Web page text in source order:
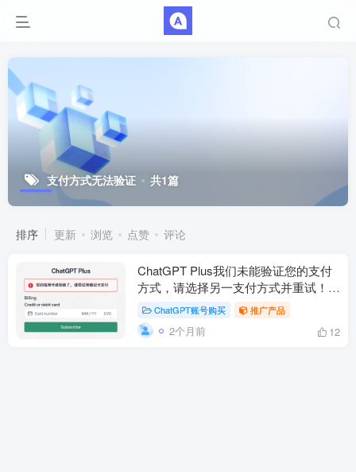
支付方式无法验证 共1篇
排序 更新 浏览 点赞 评论
ChatGPT Plus我们未能验证您的支付
方式，请选择另一支付方式并重试！怎
么办？
ChatGPT账号购买 推广产品
2个月前 12